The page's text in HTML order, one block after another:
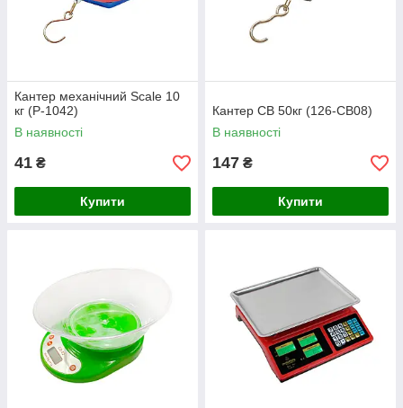
Кантер механічний Scale 10
кг (Р-1042)
В наявності
41 ₴
Купити
Кантер CB 50кг (126-CB08)
В наявності
147 ₴
Купити